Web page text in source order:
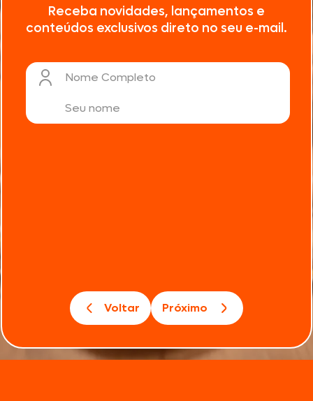
Receba novidades, lançamentos e
conteúdos exclusivos direto no seu e-mail.
Nome Completo
Voltar Próximo